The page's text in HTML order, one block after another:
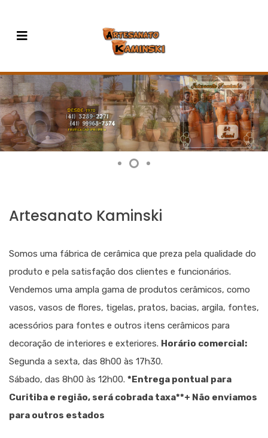
Artesanato Kaminski
Somos uma fábrica de cerâmica que preza pela qualidade do
produto e pela satisfação dos clientes e funcionários.
Vendemos uma ampla gama de produtos cerâmicos, como
vasos, vasos de flores, tigelas, pratos, bacias, argila, fontes,
acessórios para fontes e outros itens cerâmicos para
decoração de interiores e exteriores. Horário comercial:
Segunda a sexta, das 8h00 às 17h30.
Sábado, das 8h00 às 12h00. *Entrega pontual para
Curitiba e região, será cobrada taxa**+ Não enviamos
para outros estados